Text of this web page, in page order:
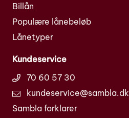
Billån
Populære lånebeløb
Lånetyper
Kundeservice
70 60 57 30
kundeservice@sambla.dk
Sambla forklarer